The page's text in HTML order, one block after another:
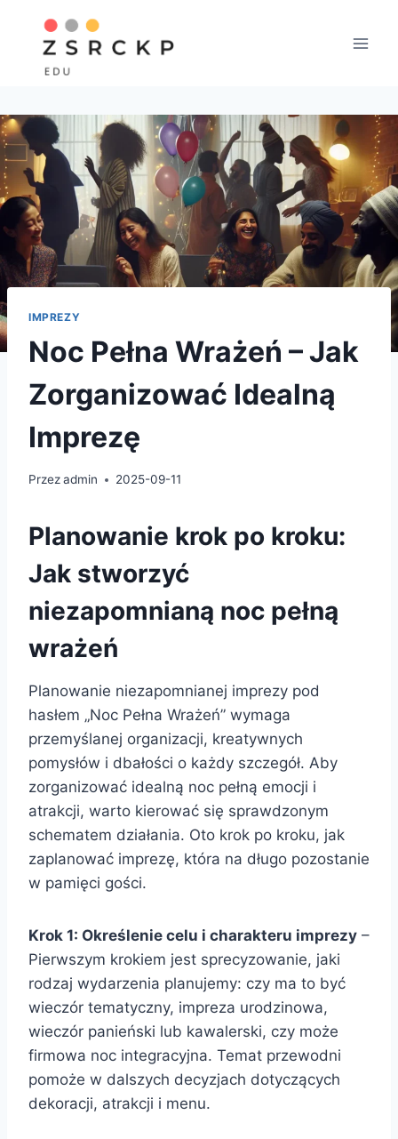
IMPREZY
Noc Pełna Wrażeń – Jak
Zorganizować Idealną
Imprezę
Przezadmin 2025-09-11
Planowanie krok po kroku:
Jak stworzyć
niezapomnianą noc pełną
wrażeń
Planowanie niezapomnianej imprezy pod
hasłem „Noc Pełna Wrażeń” wymaga
przemyślanej organizacji, kreatywnych
pomysłów i dbałości o każdy szczegół. Aby
zorganizować idealną noc pełną emocji i
atrakcji, warto kierować się sprawdzonym
schematem działania. Oto krok po kroku, jak
zaplanować imprezę, która na długo pozostanie
w pamięci gości.
Krok 1: Określenie celu i charakteru imprezy –
Pierwszym krokiem jest sprecyzowanie, jaki
rodzaj wydarzenia planujemy: czy ma to być
wieczór tematyczny, impreza urodzinowa,
wieczór panieński lub kawalerski, czy może
firmowa noc integracyjna. Temat przewodni
pomoże w dalszych decyzjach dotyczących
dekoracji, atrakcji i menu.